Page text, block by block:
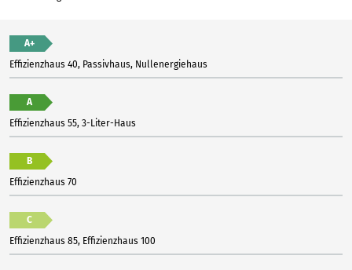
A+
Effizienzhaus 40, Passivhaus, Nullenergiehaus
A
Effizienzhaus 55, 3-Liter-Haus
B
Effizienzhaus 70
C
Effizienzhaus 85, Effizienzhaus 100